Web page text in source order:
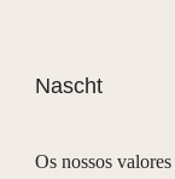
Nascht
Os nossos valores